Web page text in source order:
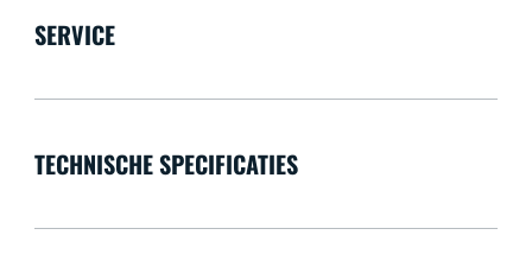
SERVICE
TECHNISCHE SPECIFICATIES